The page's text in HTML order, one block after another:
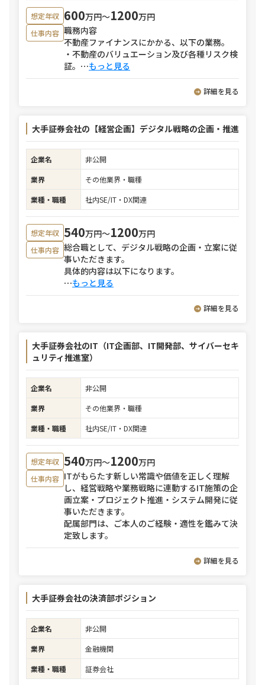
想定年収 600万円〜1200万円
仕事内容 職務内容
不動産ファイナンスにかかる、以下の業務。
・不動産のバリュエーション及び各種リスク検
証。 ⋯もっと見る
詳細を見る
大手証券会社の【経営企画】デジタル戦略の企画・推進
企業名
非公開
業界
その他業界・職種
業種・職種
社内SE/IT・DX関連
想定年収 540万円〜1200万円
仕事内容 総合職として、デジタル戦略の企画・立案に従
事いただきます。
具体的内容は以下になります。
⋯もっと見る
詳細を見る
大手証券会社のIT（IT企画部、IT開発部、サイバーセキ
ュリティ推進室）
企業名
非公開
業界
その他業界・職種
業種・職種
社内SE/IT・DX関連
想定年収 540万円〜1200万円
仕事内容 ITがもらたす新しい常識や価値を正しく理解
し、経営戦略や業務戦略に連動するIT施策の企
画立案・プロジェクト推進・システム開発に従
事いただきます。
配属部門は、ご本人のご経験・適性を鑑みて決
定致します。
詳細を見る
大手証券会社の決済部ポジション
企業名
非公開
業界
金融機関
業種・職種
証券会社